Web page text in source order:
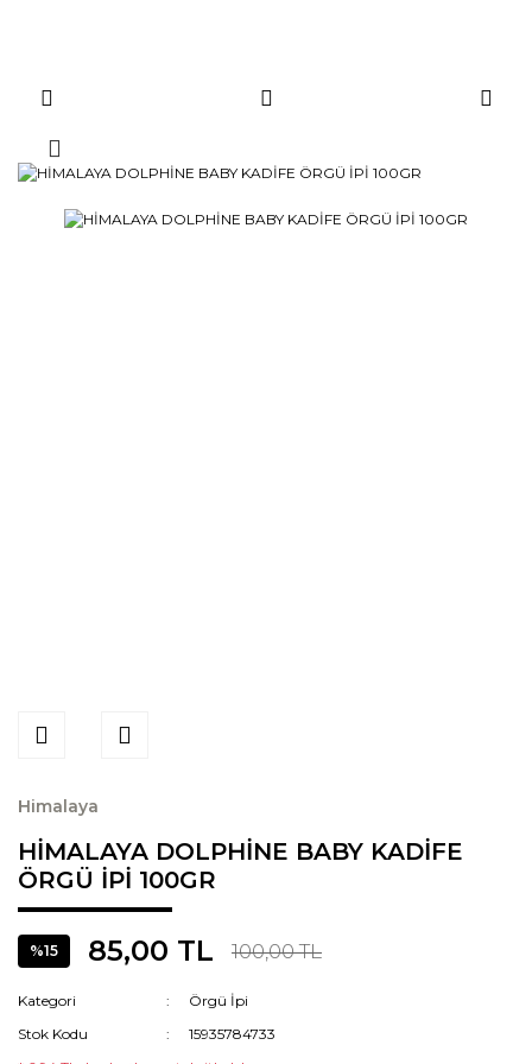
Himalaya
HİMALAYA DOLPHİNE BABY KADİFE
ÖRGÜ İPİ 100GR
%15 85,00 TL 100,00 TL
Kategori
Örgü İpi
Stok Kodu
15935784733